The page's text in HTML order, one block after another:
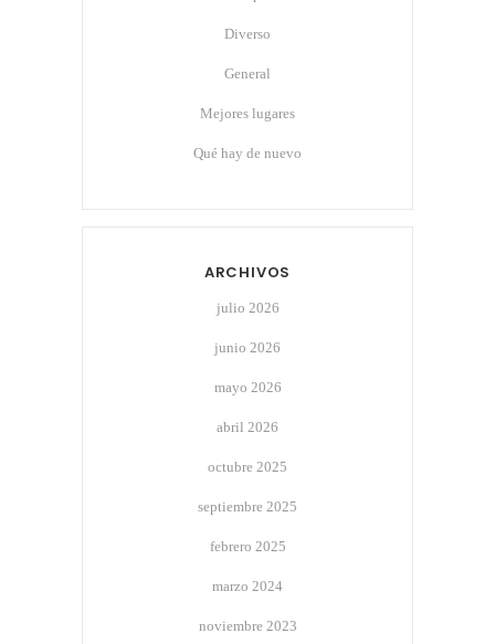
Diverso
General
Mejores lugares
Qué hay de nuevo
ARCHIVOS
julio 2026
junio 2026
mayo 2026
abril 2026
octubre 2025
septiembre 2025
febrero 2025
marzo 2024
noviembre 2023